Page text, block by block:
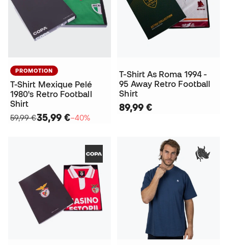
PROMOTION
T-Shirt Mexique Pelé
1980's Retro Football
Shirt
59,99 €35,99 €−40%
T-Shirt As Roma 1994 -
95 Away Retro Football
Shirt
89,99 €